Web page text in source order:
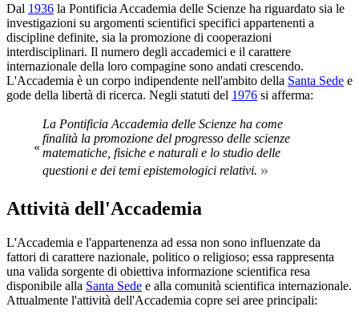
Dal 1936 la Pontificia Accademia delle Scienze ha riguardato sia le
investigazioni su argomenti scientifici specifici appartenenti a
discipline definite, sia la promozione di cooperazioni
interdisciplinari. Il numero degli accademici e il carattere
internazionale della loro compagine sono andati crescendo.
L'Accademia è un corpo indipendente nell'ambito della Santa Sede e
gode della libertà di ricerca. Negli statuti del 1976 si afferma:
«
La Pontificia Accademia delle Scienze ha come
finalità la promozione del progresso delle scienze
matematiche, fisiche e naturali e lo studio delle
questioni e dei temi epistemologici relativi. »
Attività dell'Accademia
L'Accademia e l'appartenenza ad essa non sono influenzate da
fattori di carattere nazionale, politico o religioso; essa rappresenta
una valida sorgente di obiettiva informazione scientifica resa
disponibile alla Santa Sede e alla comunità scientifica internazionale.
Attualmente l'attività dell'Accademia copre sei aree principali: